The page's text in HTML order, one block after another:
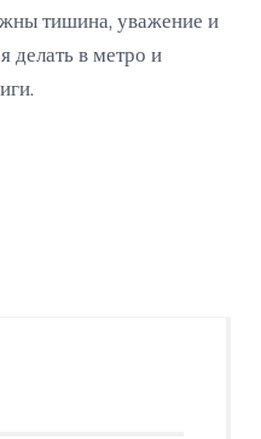
тишина, уважение и
делать в метро и